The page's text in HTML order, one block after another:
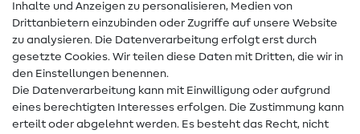
Kontakt
Infos zum Betreiberwechsel
Widerrufsrecht
Inhalte und Anzeigen zu personalisieren, Medien von
Drittanbietern einzubinden oder Zugriffe auf unsere Website
zu analysieren. Die Datenverarbeitung erfolgt erst durch
gesetzte Cookies. Wir teilen diese Daten mit Dritten, die wir in
den Einstellungen benennen.
Die Datenverarbeitung kann mit Einwilligung oder aufgrund
eines berechtigten Interesses erfolgen. Die Zustimmung kann
erteilt oder abgelehnt werden. Es besteht das Recht, nicht